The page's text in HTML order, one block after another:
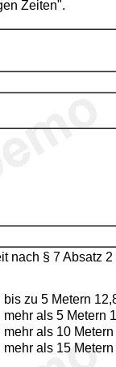
Zeiten".
nach § 7 Absatz
zu 5 Metern
als 5 Metern
als 10
als 15